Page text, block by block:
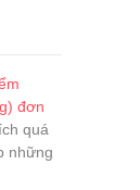
đơn
quá
những